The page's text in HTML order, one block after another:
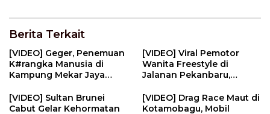
Berita Terkait
[VIDEO] Geger, Penemuan
K#rangka Manusia di
Kampung Mekar Jaya
[VIDEO] Viral Pemotor
Wanita Freestyle di
Jalanan Pekanbaru,
Minta Maaf | U-NEWS
[VIDEO] Sultan Brunei
Cabut Gelar Kehormatan
[VIDEO] Drag Race Maut di
Kotamobagu, Mobil